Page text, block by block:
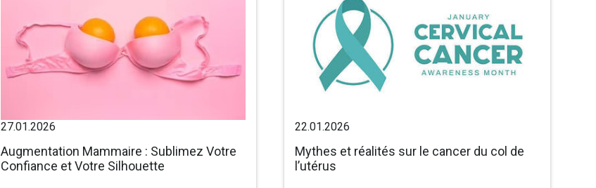
27.01.2026
Augmentation Mammaire : Sublimez Votre
Confiance et Votre Silhouette
22.01.2026
Mythes et réalités sur le cancer du col de
l’utérus